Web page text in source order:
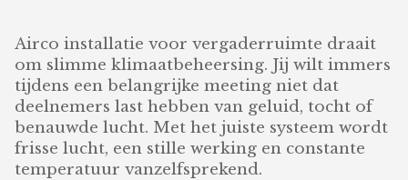
Airco installatie voor vergaderruimte draait
om slimme klimaatbeheersing. Jij wilt immers
tijdens een belangrijke meeting niet dat
deelnemers last hebben van geluid, tocht of
benauwde lucht. Met het juiste systeem wordt
frisse lucht, een stille werking en constante
temperatuur vanzelfsprekend.